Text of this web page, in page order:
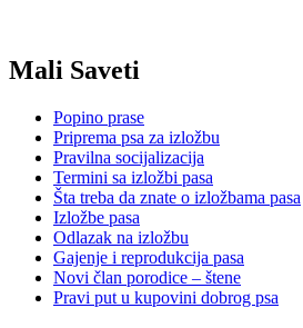
Mali Saveti
Popino prase
Priprema psa za izložbu
Pravilna socijalizacija
Termini sa izložbi pasa
Šta treba da znate o izložbama pasa
Izložbe pasa
Odlazak na izložbu
Gajenje i reprodukcija pasa
Novi član porodice – štene
Pravi put u kupovini dobrog psa